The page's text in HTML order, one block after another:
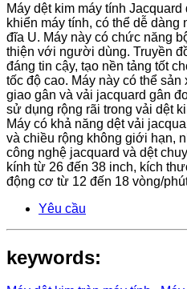
Máy dệt kim máy tính
khiển máy tính, có thể dễ
đĩa U. Máy này có chức năng
thiện với người dùng. Truyền
đáng tin cậy, tạo nền tảng tốt
tốc độ cao. Máy này có thể
giao gân và vải jacquard gân
sử dụng rộng rãi trong vải dệt
Máy có khả năng dệt vải
và chiều rộng không giới hạn,
công nghệ jacquard và dệt
kính từ 26 đến 38 inch, kích
động cơ từ 12 đến 18 vòng/
Yêu cầu
keywords: